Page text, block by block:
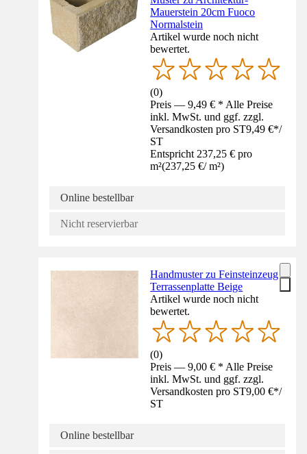
Mauerstein 20cm Fuoco
Normalstein
Artikel wurde noch nicht
bewertet.
(0)
Preis — 9,49 € * Alle Preise
inkl. MwSt. und ggf. zzgl.
Versandkosten pro ST9,49 €*/
ST
Entspricht 237,25 € pro
m²(237,25 €/ m²)
Online bestellbar
Nicht reservierbar
Handmuster zu Feinsteinzeug
Terrassenplatte Beige
Artikel wurde noch nicht
bewertet.
(0)
Preis — 9,00 € * Alle Preise
inkl. MwSt. und ggf. zzgl.
Versandkosten pro ST9,00 €*/
ST
Online bestellbar